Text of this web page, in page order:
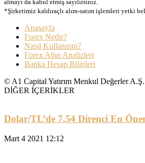
almayı da kabul etmiş sayılırsınız.
*Şirketimiz kaldıraçlı alım-satım işlemleri yetki
Anasayfa
Forex Nedir?
Nasıl Kullanırım?
Forex Altın Analizleri
Banka Hesap Bilgileri
© A1 Capital Yatırım Menkul Değerler A.Ş.
DİĞER İÇERİKLER
Dolar/TL’de 7.54 Direnci En
Mart 4 2021 12:12